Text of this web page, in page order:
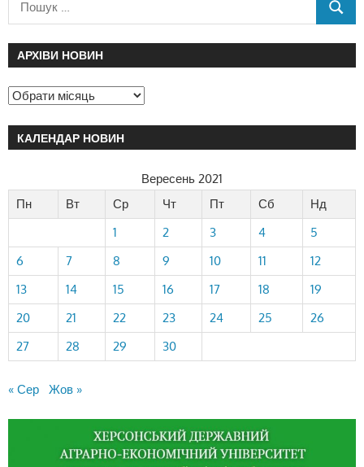
АРХІВИ НОВИН
КАЛЕНДАР НОВИН
Вересень 2021
Пн
Вт Ср Чт Пт Сб
Нд
1
2 3 4
5
6
7 8 9 10 11
12
13
14 15 16 17 18
19
20
21 22 23 24 25
26
27
28 29 30
« Сер Жов »